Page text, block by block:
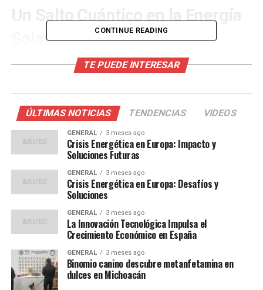
Un Salto Cuántico en la Energía
Solar
La energía solar ha sido una piedra angular en la
embargo, uno de los mayores desafíos ha sido mejorar la
eficiencia de los paneles solares convencionales. Los
nuevos paneles desarrollados en España utilizan una
técnica llamada “heterounión de perovskita”, que ha
demostrado ser más efectiva que las células solares
tradicionales de silicio.
El Dr. Juan Martínez, líder del proyecto, explicó que esta
tecnología no solo mejora la eficiencia sino que también
reduce los costos de producción.
“Estamos viendo un cambio
de paradigma en cómo se
CONTINUE READING
TE PUEDE INTERESAR
ÚLTIMAS NOTICIAS TENDENCIAS VIDEOS
GENERAL 3 meses ago
Crisis Energética en Europa: Impacto y
Soluciones Futuras
GENERAL 3 meses ago
Crisis Energética en Europa: Desafíos y
Soluciones
GENERAL 3 meses ago
La Innovación Tecnológica Impulsa el
Crecimiento Económico en España
GENERAL 3 meses ago
Binomio canino descubre metanfetamina en
dulces en Michoacán